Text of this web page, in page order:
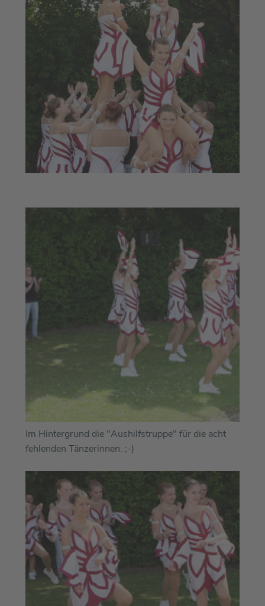
Im Hintergrund die "Aushilfstruppe" für die acht
fehlenden Tänzerinnen. ;-)